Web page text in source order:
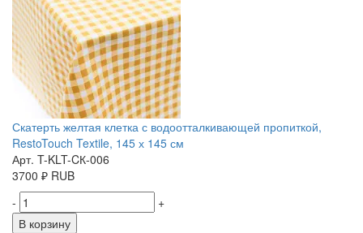
Скатерть желтая клетка с водоотталкивающей пропиткой,
RestoTouch Textile, 145 х 145 см
Арт. T-KLT-CК-006
3700 ₽ RUB
-
+
В корзину